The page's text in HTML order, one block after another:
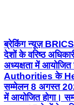
ब्रेकिंग न्यूज़
देशों के वरिष्ठ
अध्यक्षता में
Authorities के
सम्मेलन 8 अगस्त
में आयोजित होगा।